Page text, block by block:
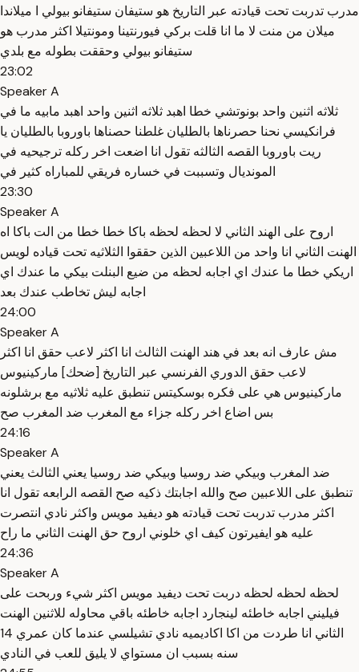
مدرب تدربت تحت قيادته عبر التاريخ هو ستيفان ستيفانو بيولي ا ميلاندا
ميلان من منت لا ما انا قلت بركي فيورنتينا ومونتيلا اكثر مدرب هو
ستيفانو بيولي وحققت بطوله مع بلدي
23:02
Speaker A
ثلاثه اثنين واحد بونوتشي خطا اهبد ثلاثه اثنين واحد اهبد مابيه ما في
فرانكيسي نحنا حصرناها بالطليان غلطنا حصناها باوروبا بالطليان يا
ريت باوروبا القصه الثالثه تقول انا اضعت اخر ركله ترجيحيه في
المونديال وتسببت في خساره فريقي للمباراه كثير في
23:30
Speaker A
اروح على الهند الثاني لا لحظه لحظه باكا خطا خطا من الت باكا اه
الهنت الثاني انا واحد من اللاعبين الذين حققوا الثلاثيه تحت قياده لويس
اريكي خطا ما عندك اي اجابه لحظه من ضيع البنلت بيكي ما عندك اي
اجابه ليش تخاطب عندك بعد
24:00
Speaker A
مش عارف انه بعد في هند الهنت الثالث انا اكثر لاعب حقق انا اكثر
لاعب حقق الدوري الفرنسي عبر التاريخ [ضحك] ماركينيوس
ماركينيوس هي على فكره بوسكيتس تنطبق عليه ثلاثيه مع برشلونه
بس اضاع اخر ركله جزاء مع المغرب ضد المغرب صح
24:16
Speaker A
ضد المغرب وبيكي ضد روسيا وبيكي ضد روسيا يعني الثالث يعني
تنطبق على اللاعبين صح والله اجابتك ذكيه صح القصه الرابعه تقول انا
اكثر مدرب تدربت تحت قيادته هو ديفيد مويس واكثر نادي انتصرت
عليه هو ايفيرتون كيف اي خلوني اروح حق الهنت الثاني ما راح
24:36
Speaker A
لحظه لحظه لحظه دربت تحت ديفيد مويس اكثر شيء وربحت على
فيليني اجابه خاطئه لينجارد اجابه خاطئه باقي محاوله للاثنين الهنت
الثاني انا طردت من اكا اكاديميه نادي تشيلسي عندما كان عمري 14
سنه بسبب ان مستواي لا يليق للعب في النادي